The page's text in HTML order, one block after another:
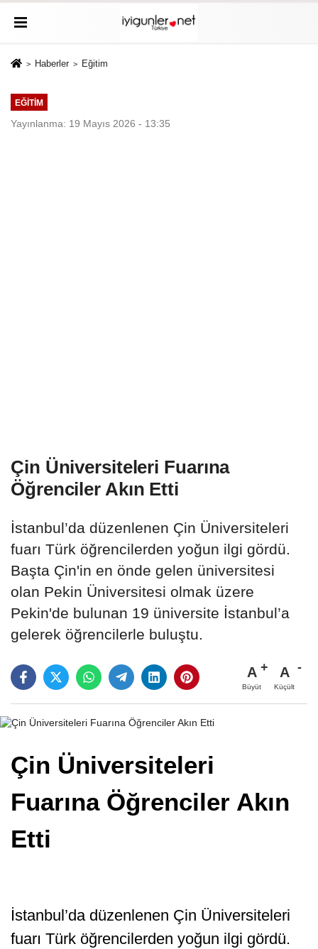
Haberler Eğitim
EĞITIM
Yayınlanma: 19 Mayıs 2026 - 13:35
Çin Üniversiteleri Fuarına
Öğrenciler Akın Etti
İstanbul’da düzenlenen Çin Üniversiteleri
fuarı Türk öğrencilerden yoğun ilgi gördü.
Başta Çin'in en önde gelen üniversitesi
olan Pekin Üniversitesi olmak üzere
Pekin'de bulunan 19 üniversite İstanbul’a
gelerek öğrencilerle buluştu.
A
Büyüt
A
Küçült
Çin Üniversiteleri
Fuarına Öğrenciler Akın
Etti
İstanbul’da düzenlenen Çin Üniversiteleri
fuarı Türk öğrencilerden yoğun ilgi gördü.